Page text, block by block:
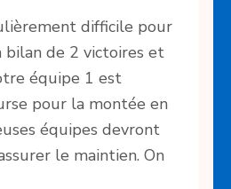
difficile pour
bilan de 2 victoires et
équipe 1 est
pour la montée en
équipes devront
le maintien. On